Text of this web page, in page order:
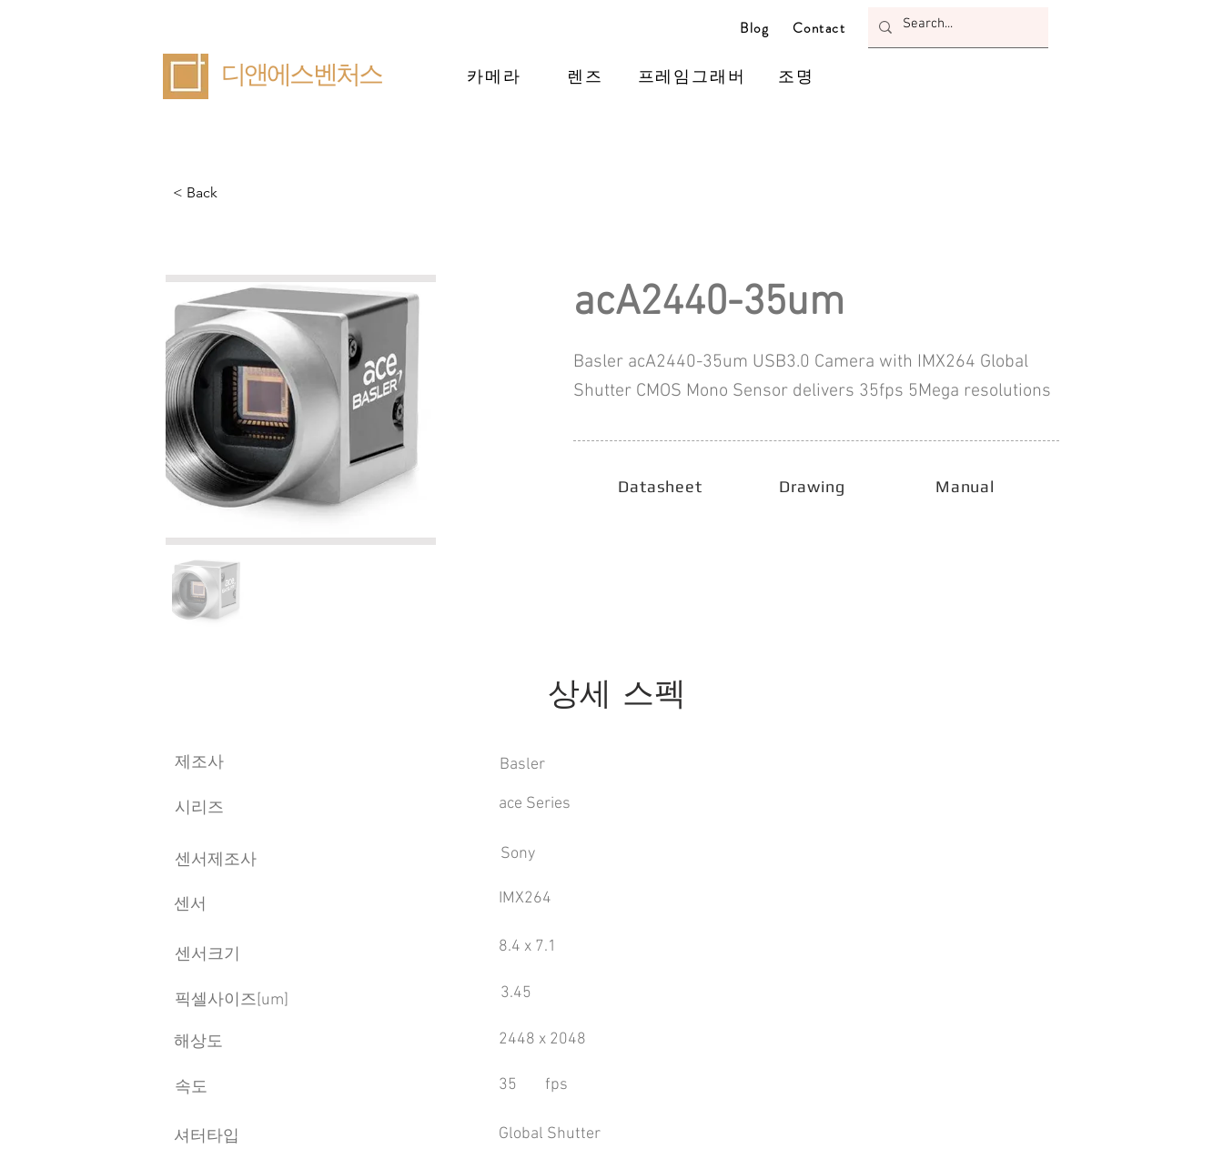
​디앤에스벤처스
Blog Contact
카메라 렌즈 프레임그래버 조명
< Back
acA2440-35um
Basler acA2440-35um USB3.0 Camera with IMX264 Global
Shutter CMOS Mono Sensor delivers 35fps 5Mega resolutions
Datasheet Drawing Manual
상세 스펙
ace Series
Sony
IMX264
8.4 x 7.1
3.45
2448 x 2048
35
Global Shutter
시리즈
센서제조사
센서
센서크기
픽셀사이즈[um]
​해상도
속도
​셔터타입
​제조사 Basler
fps